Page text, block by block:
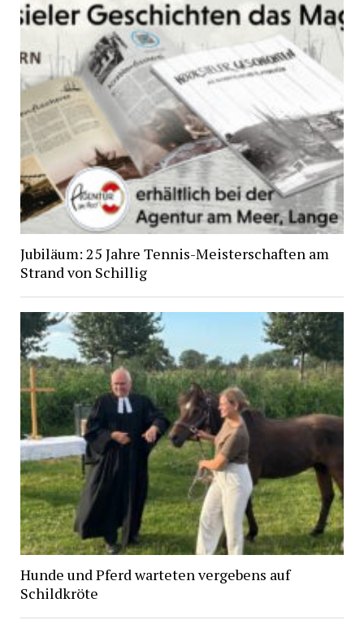
Jubiläum: 25 Jahre Tennis-Meisterschaften am
Strand von Schillig
Hunde und Pferd warteten vergebens auf
Schildkröte